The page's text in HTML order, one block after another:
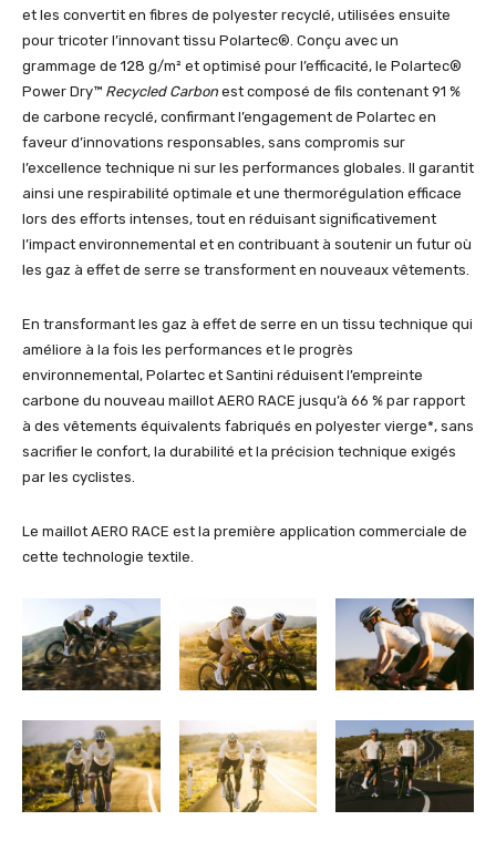
et les convertit en fibres de polyester recyclé, utilisées ensuite
pour tricoter l’innovant tissu Polartec®. Conçu avec un
grammage de 128 g/m² et optimisé pour l’efficacité, le Polartec®
Power Dry™ Recycled Carbon est composé de fils contenant 91 %
de carbone recyclé, confirmant l’engagement de Polartec en
faveur d’innovations responsables, sans compromis sur
l’excellence technique ni sur les performances globales. Il garantit
ainsi une respirabilité optimale et une thermorégulation efficace
lors des efforts intenses, tout en réduisant significativement
l’impact environnemental et en contribuant à soutenir un futur où
les gaz à effet de serre se transforment en nouveaux vêtements.
En transformant les gaz à effet de serre en un tissu technique qui
améliore à la fois les performances et le progrès
environnemental, Polartec et Santini réduisent l’empreinte
carbone du nouveau maillot AERO RACE jusqu’à 66 % par rapport
à des vêtements équivalents fabriqués en polyester vierge*, sans
sacrifier le confort, la durabilité et la précision technique exigés
par les cyclistes.
Le maillot AERO RACE est la première application commerciale de
cette technologie textile.